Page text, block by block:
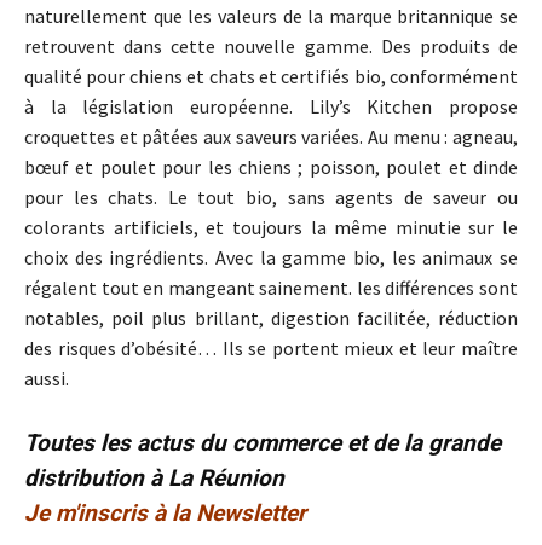
naturellement que les valeurs de la marque britannique se
retrouvent dans cette nouvelle gamme. Des produits de
qualité pour chiens et chats et certifiés bio, conformément
à la législation européenne. Lily’s Kitchen propose
croquettes et pâtées aux saveurs variées. Au menu : agneau,
bœuf et poulet pour les chiens ; poisson, poulet et dinde
pour les chats. Le tout bio, sans agents de saveur ou
colorants artificiels, et toujours la même minutie sur le
choix des ingrédients. Avec la gamme bio, les animaux se
régalent tout en mangeant sainement. les différences sont
notables, poil plus brillant, digestion facilitée, réduction
des risques d’obésité… Ils se portent mieux et leur maître
aussi.
Toutes les actus du commerce et de la grande
distribution à La Réunion
Je m'inscris à la Newsletter